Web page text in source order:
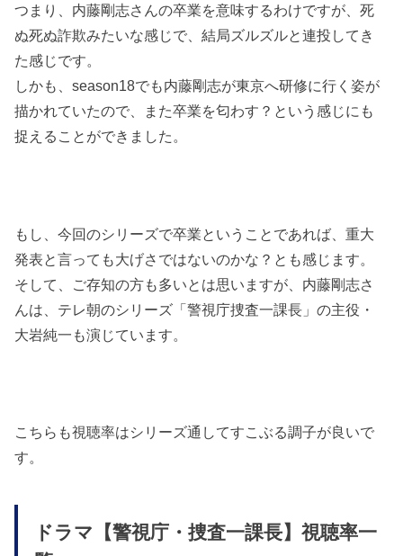
つまり、 内藤剛志さんの卒業を意味するわけですが、死
ぬ死ぬ詐欺みたいな感じで、結局ズルズルと連投してき
た感じです。
しかも、season18でも内藤剛志が東京へ研修に行く姿が
描かれていたので、また卒業を匂わす？という感じにも
捉えることができました。
もし、今回のシリーズで卒業ということであれば、重大
発表と言っても大げさではないのかな？とも感じます。
そして、ご存知の方も多いとは思いますが、内藤剛志さ
んは、 テレ朝のシリーズ「警視庁捜査一課長」の主役・
大岩純一も演じています。
こちらも視聴率はシリーズ通してすこぶる調子が良いで
す。
ドラマ【警視庁・捜査一課長】視聴率一